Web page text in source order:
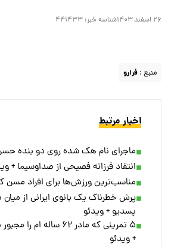
۲۶ اسفند ۱۴۰۳ شناسه خبر: ۴۴۱۴۳۳
منبع : فرارو
اخبار مرتبط
ماجرای نام هک شده روی دو بنده حسن
انتقاد فرزانه فصیحی از صداوسیما +
مناسب‌ترین ورزش‌ها برای افراد مسن
پرش خطرناک یک بانوی ایرانی از
پسدیو + ویدئو
۵ تمرینی که مادر ۶۲
+ ویدئو